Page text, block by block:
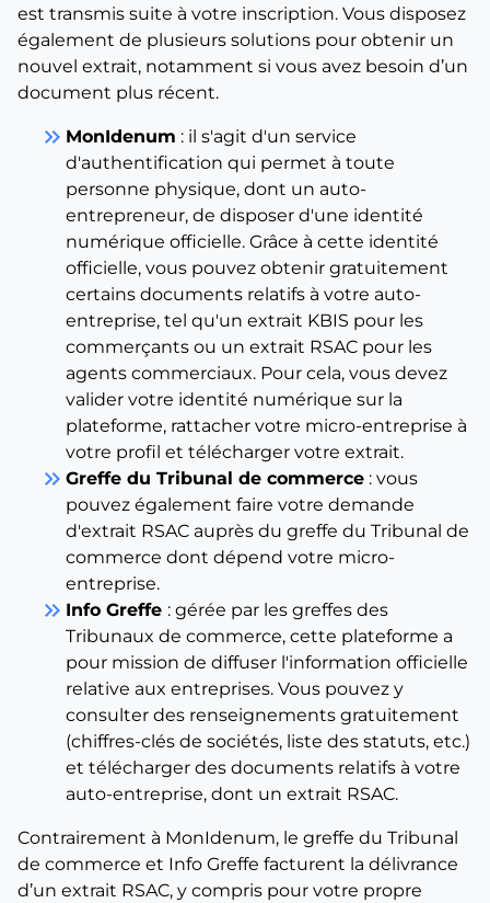
est transmis suite à votre inscription. Vous disposez
également de plusieurs solutions pour obtenir un
nouvel extrait, notamment si vous avez besoin d’un
document plus récent.
keyboard_double_arrow_right MonIdenum : il s'agit d'un service
d'authentification qui permet à toute
personne physique, dont un auto-
entrepreneur, de disposer d'une identité
numérique officielle. Grâce à cette identité
officielle, vous pouvez obtenir gratuitement
certains documents relatifs à votre auto-
entreprise, tel qu'un extrait KBIS pour les
commerçants ou un extrait RSAC pour les
agents commerciaux. Pour cela, vous devez
valider votre identité numérique sur la
plateforme, rattacher votre micro-entreprise à
votre profil et télécharger votre extrait.
keyboard_double_arrow_right Greffe du Tribunal de commerce : vous
pouvez également faire votre demande
d'extrait RSAC auprès du greffe du Tribunal de
commerce dont dépend votre micro-
entreprise.
keyboard_double_arrow_right Info Greffe : gérée par les greffes des
Tribunaux de commerce, cette plateforme a
pour mission de diffuser l'information officielle
relative aux entreprises. Vous pouvez y
consulter des renseignements gratuitement
(chiffres-clés de sociétés, liste des statuts, etc.)
et télécharger des documents relatifs à votre
auto-entreprise, dont un extrait RSAC.
Contrairement à MonIdenum, le greffe du Tribunal
de commerce et Info Greffe facturent la délivrance
d’un extrait RSAC, y compris pour votre propre